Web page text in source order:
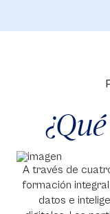
A través de
formación
datos e